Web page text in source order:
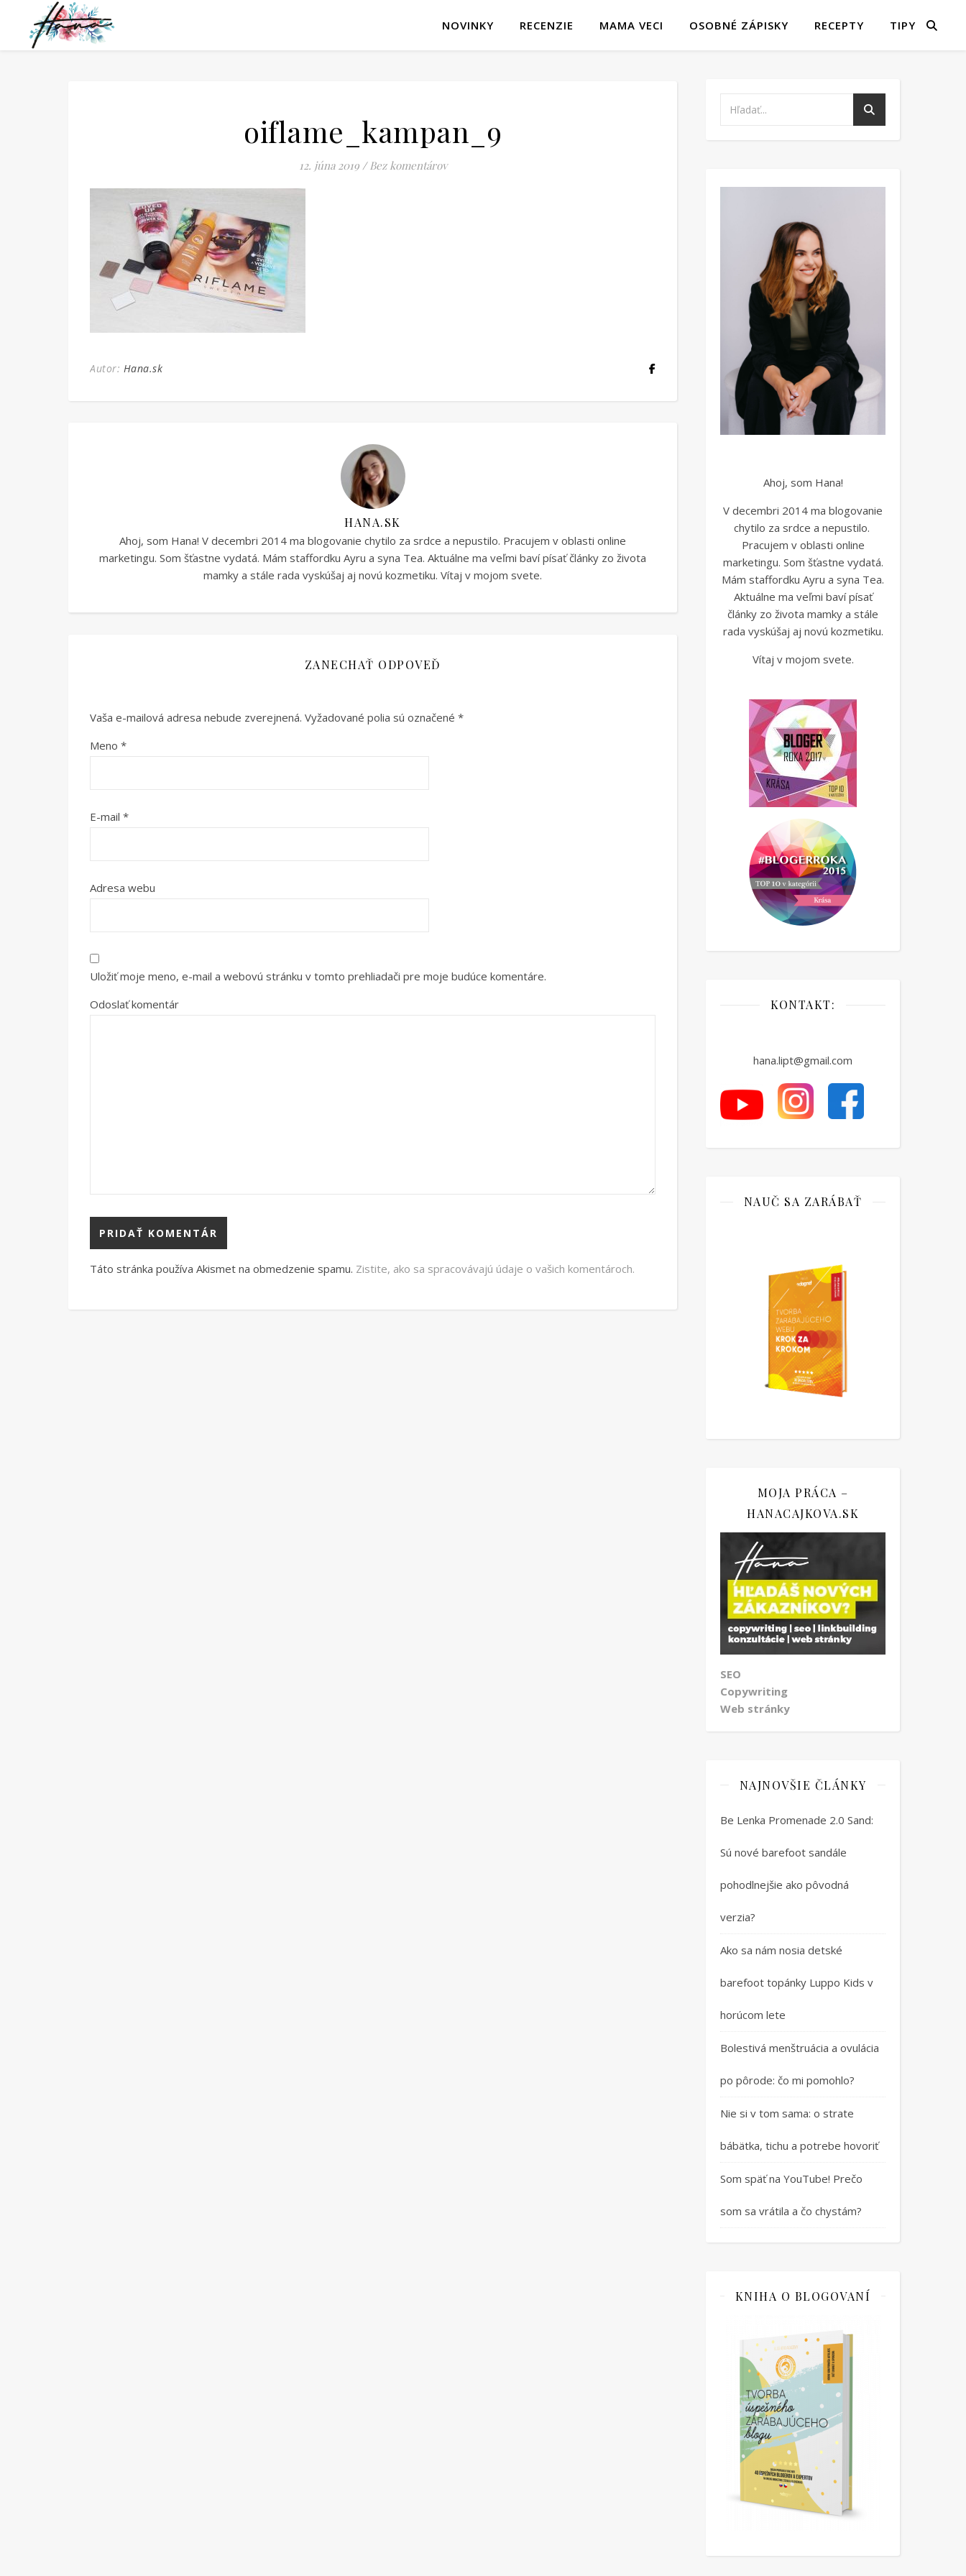
NOVINKY RECENZIE MAMA VECI OSOBNÉ ZÁPISKY RECEPTY TIPY
oiflame_kampan_9
12. júna 2019 / Bez komentárov
Autor: Hana.sk
HANA.SK
Ahoj, som Hana! V decembri 2014 ma blogovanie chytilo za srdce a nepustilo. Pracujem v oblasti online
marketingu. Som šťastne vydatá. Mám staffordku Ayru a syna Tea. Aktuálne ma veľmi baví písať články zo života
mamky a stále rada vyskúšaj aj novú kozmetiku. Vítaj v mojom svete.
ZANECHAŤ ODPOVEĎ
Vaša e-mailová adresa nebude zverejnená. Vyžadované polia sú označené *
Meno *
E-mail *
Adresa webu
Uložiť moje meno, e-mail a webovú stránku v tomto prehliadači pre moje budúce komentáre.
Odoslať komentár
Táto stránka používa Akismet na obmedzenie spamu. Zistite, ako sa spracovávajú údaje o vašich komentároch.
Ahoj, som Hana!
V decembri 2014 ma blogovanie
chytilo za srdce a nepustilo.
Pracujem v oblasti online
marketingu. Som šťastne vydatá.
Mám staffordku Ayru a syna Tea.
Aktuálne ma veľmi baví písať
články zo života mamky a stále
rada vyskúšaj aj novú kozmetiku.
Vítaj v mojom svete.
KONTAKT:
hana.lipt@gmail.com
NAUČ SA ZARÁBAŤ
MOJA PRÁCA –
HANACAJKOVA.SK
SEO
Copywriting
Web stránky
NAJNOVŠIE ČLÁNKY
Be Lenka Promenade 2.0 Sand:
Sú nové barefoot sandále
pohodlnejšie ako pôvodná
verzia?
Ako sa nám nosia detské
barefoot topánky Luppo Kids v
horúcom lete
Bolestivá menštruácia a ovulácia
po pôrode: čo mi pomohlo?
Nie si v tom sama: o strate
bábätka, tichu a potrebe hovoriť
Som späť na YouTube! Prečo
som sa vrátila a čo chystám?
KNIHA O BLOGOVANÍ